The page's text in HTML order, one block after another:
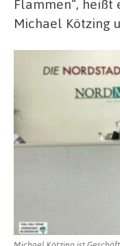
Flammen“, heißt
Michael Kötzing